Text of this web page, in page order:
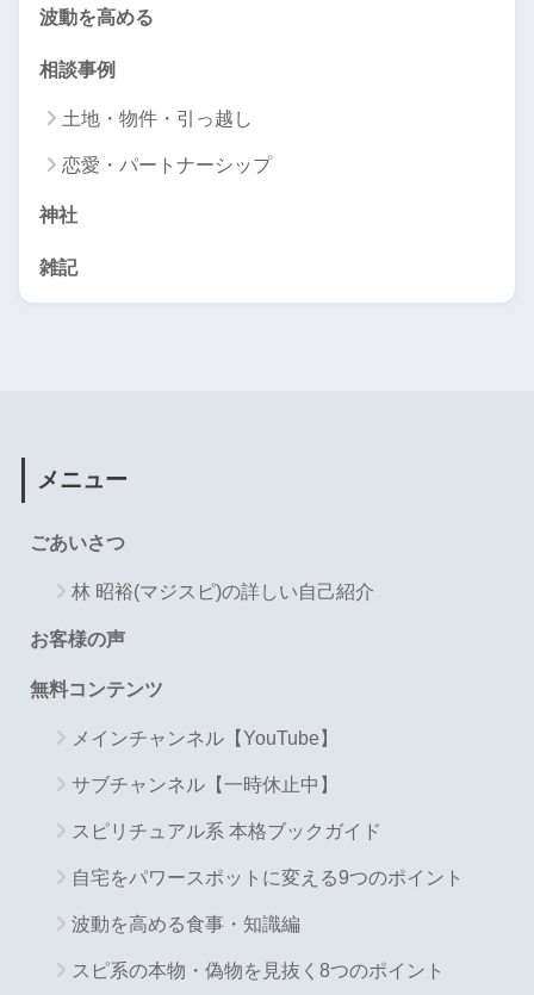
波動を高める
相談事例
土地・物件・引っ越し
恋愛・パートナーシップ
神社
雑記
メニュー
ごあいさつ
林 昭裕(マジスピ)の詳しい自己紹介
お客様の声
無料コンテンツ
メインチャンネル【YouTube】
サブチャンネル【一時休止中】
スピリチュアル系 本格ブックガイド
自宅をパワースポットに変える9つのポイント
波動を高める食事・知識編
スピ系の本物・偽物を見抜く8つのポイント